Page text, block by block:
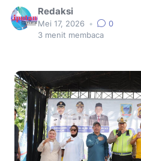
Redaksi
Mei 17, 2026 •
0
3 menit membaca